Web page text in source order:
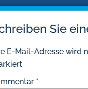
Sie
E-Mail-Adresse wird
*